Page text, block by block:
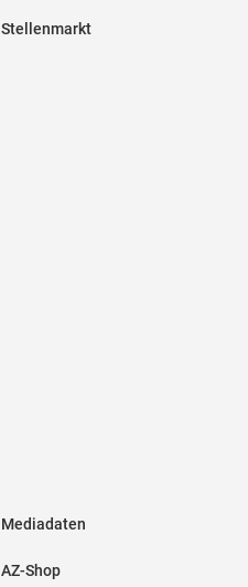
Stellenmarkt
Mediadaten
AZ-Shop